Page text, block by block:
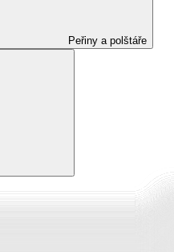
Peřiny a polštáře